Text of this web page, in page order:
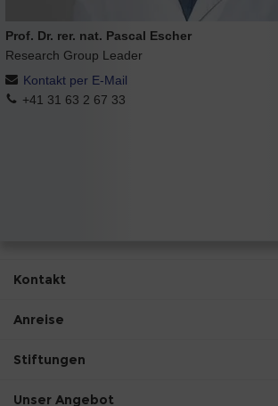
Prof. Dr. rer. nat. Pascal Escher
Research Group Leader
Kontakt per E-Mail
+41 31 63 2 67 33
Kontakt
Anreise
Stiftungen
Unser Angebot